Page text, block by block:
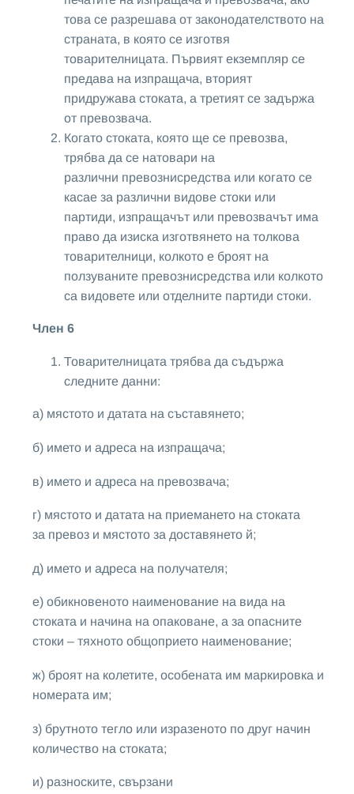
това се разрешава от законодателството на
страната, в която се изготвя
товарителницата. Първият екземпляр се
предава на изпращача, вторият
придружава стоката, а третият се задържа
от превозвача.
Когато стоката, която ще се превозва,
трябва да се натовари на
различни превознисредства или когато се
касае за различни видове стоки или
партиди, изпращачът или превозвачът има
право да изиска изготвянето на толкова
товарителници, колкото е броят на
ползуваните превознисредства или колкото
са видовете или отделните партиди стоки.
Член 6
Товарителницата трябва да съдържа
следните данни:
а) мястото и датата на съставянето;
б) името и адреса на изпращача;
в) името и адреса на превозвача;
г) мястото и датата на приемането на стоката
за превоз и мястото за доставянето й;
д) името и адреса на получателя;
е) обикновеното наименование на вида на
стоката и начина на опаковане, а за опасните
стоки – тяхното общоприето наименование;
ж) броят на колетите, особената им маркировка и
номерата им;
з) брутното тегло или изразеното по друг начин
количество на стоката;
и) разноските, свързани